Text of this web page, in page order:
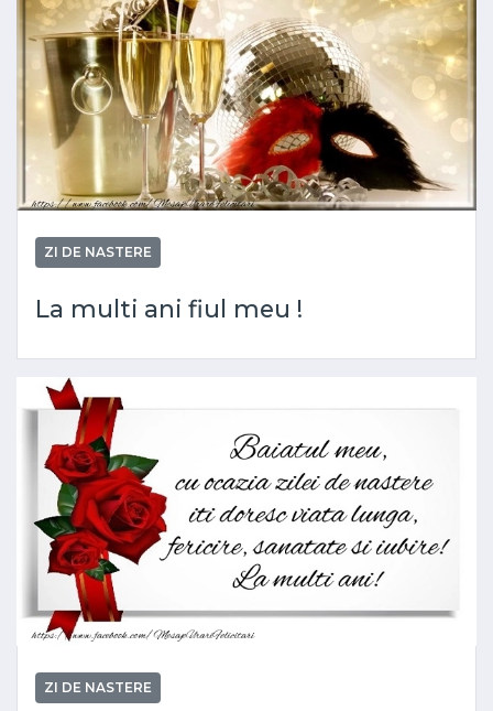
ZI DE NASTERE
La multi ani fiul meu !
ZI DE NASTERE